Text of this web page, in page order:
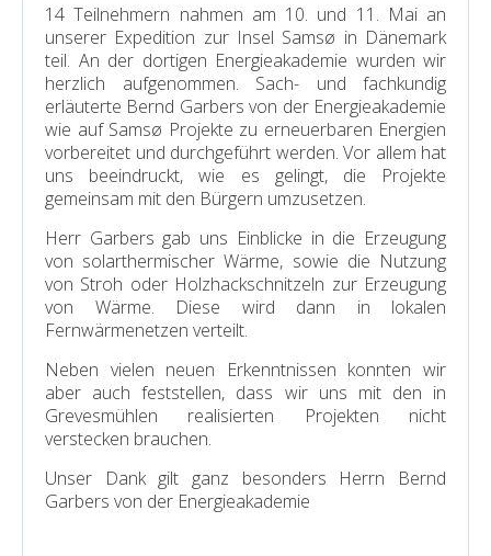
14 Teilnehmern nahmen am 10. und 11. Mai an
unserer Expedition zur Insel Samsø in Dänemark
teil. An der dortigen Energieakademie wurden wir
herzlich aufgenommen. Sach- und fachkundig
erläuterte Bernd Garbers von der Energieakademie
wie auf Samsø Projekte zu erneuerbaren Energien
vorbereitet und durchgeführt werden. Vor allem hat
uns beeindruckt, wie es gelingt, die Projekte
gemeinsam mit den Bürgern umzusetzen.
Herr Garbers gab uns Einblicke in die Erzeugung
von solarthermischer Wärme, sowie die Nutzung
von Stroh oder Holzhackschnitzeln zur Erzeugung
von Wärme. Diese wird dann in lokalen
Fernwärmenetzen verteilt.
Neben vielen neuen Erkenntnissen konnten wir
aber auch feststellen, dass wir uns mit den in
Grevesmühlen realisierten Projekten nicht
verstecken brauchen.
Unser Dank gilt ganz besonders Herrn Bernd
Garbers von der Energieakademie